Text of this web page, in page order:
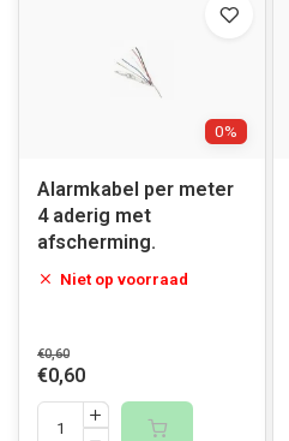
0%
Alarmkabel per meter
4 aderig met
afscherming.
Niet op voorraad
€0,60
€0,60